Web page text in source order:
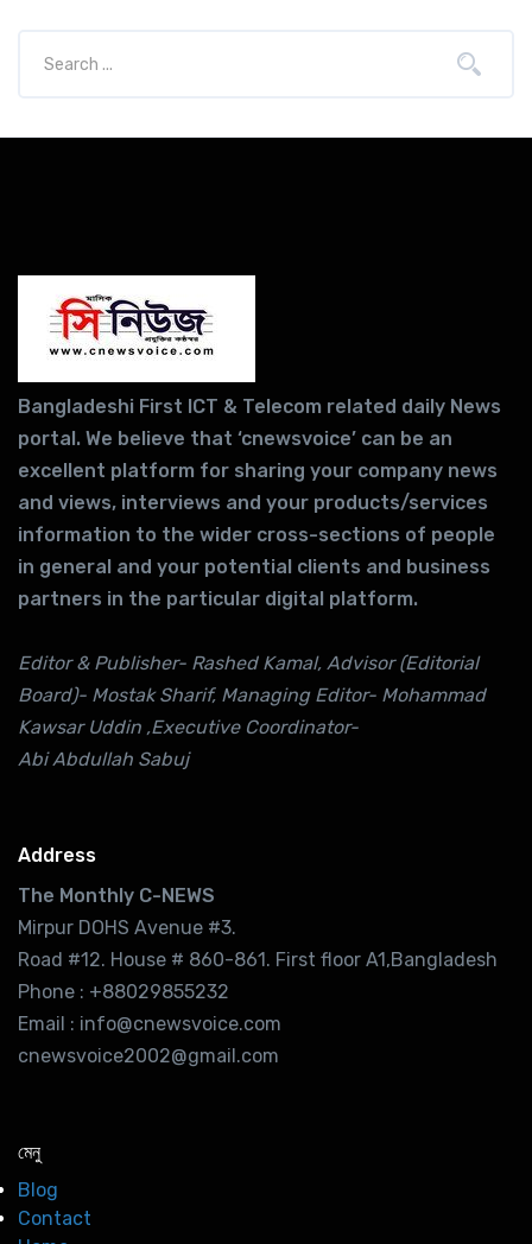
Bangladeshi First ICT & Telecom related daily News
portal. We believe that ‘cnewsvoice’ can be an
excellent platform for sharing your company news
and views, interviews and your products/services
information to the wider cross-sections of people
in general and your potential clients and business
partners in the particular digital platform.
Editor & Publisher- Rashed Kamal, Advisor (Editorial
Board)- Mostak Sharif, Managing Editor- Mohammad
Kawsar Uddin ,Executive Coordinator-
Abi Abdullah Sabuj
Address
The Monthly C-NEWS
Mirpur DOHS Avenue #3.
Road #12. House # 860-861. First floor A1,Bangladesh
Phone : +88029855232
Email : info@cnewsvoice.com
cnewsvoice2002@gmail.com
মেনু
Blog
Contact